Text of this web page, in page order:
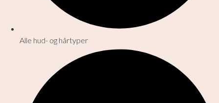
Alle hud- og hårtyper